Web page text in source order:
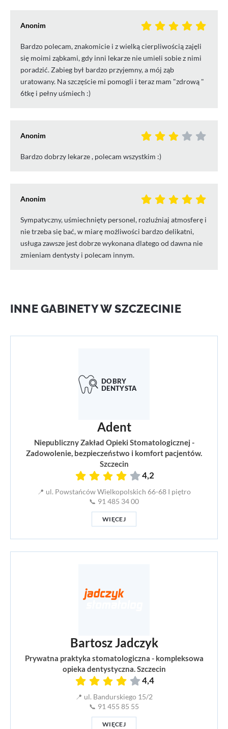
Anonim
Bardzo polecam, znakomicie i z wielką cierpliwością zajęli
się moimi ząbkami, gdy inni lekarze nie umieli sobie z nimi
poradzić. Zabieg był bardzo przyjemny, a mój ząb
uratowany. Na szczęście mi pomogli i teraz mam "zdrową "
6tkę i pełny uśmiech :)
Anonim
Bardzo dobrzy lekarze , polecam wszystkim :)
Anonim
Sympatyczny, uśmiechnięty personel, rozluźniaj atmosferę i
nie trzeba się bać, w miarę możliwości bardzo delikatni,
usługa zawsze jest dobrze wykonana dlatego od dawna nie
zmieniam dentysty i polecam innym.
INNE GABINETY W SZCZECINIE
Adent
Niepubliczny Zakład Opieki Stomatologicznej -
Zadowolenie, bezpieczeństwo i komfort pacjentów.
Szczecin
4,2
📍 ul. Powstańców Wielkopolskich 66-68 I piętro
📞 91 485 34 00
WIĘCEJ
Bartosz Jadczyk
Prywatna praktyka stomatologiczna - kompleksowa
opieka dentystyczna. Szczecin
4,4
📍 ul. Bandurskiego 15/2
📞 91 455 85 55
WIĘCEJ